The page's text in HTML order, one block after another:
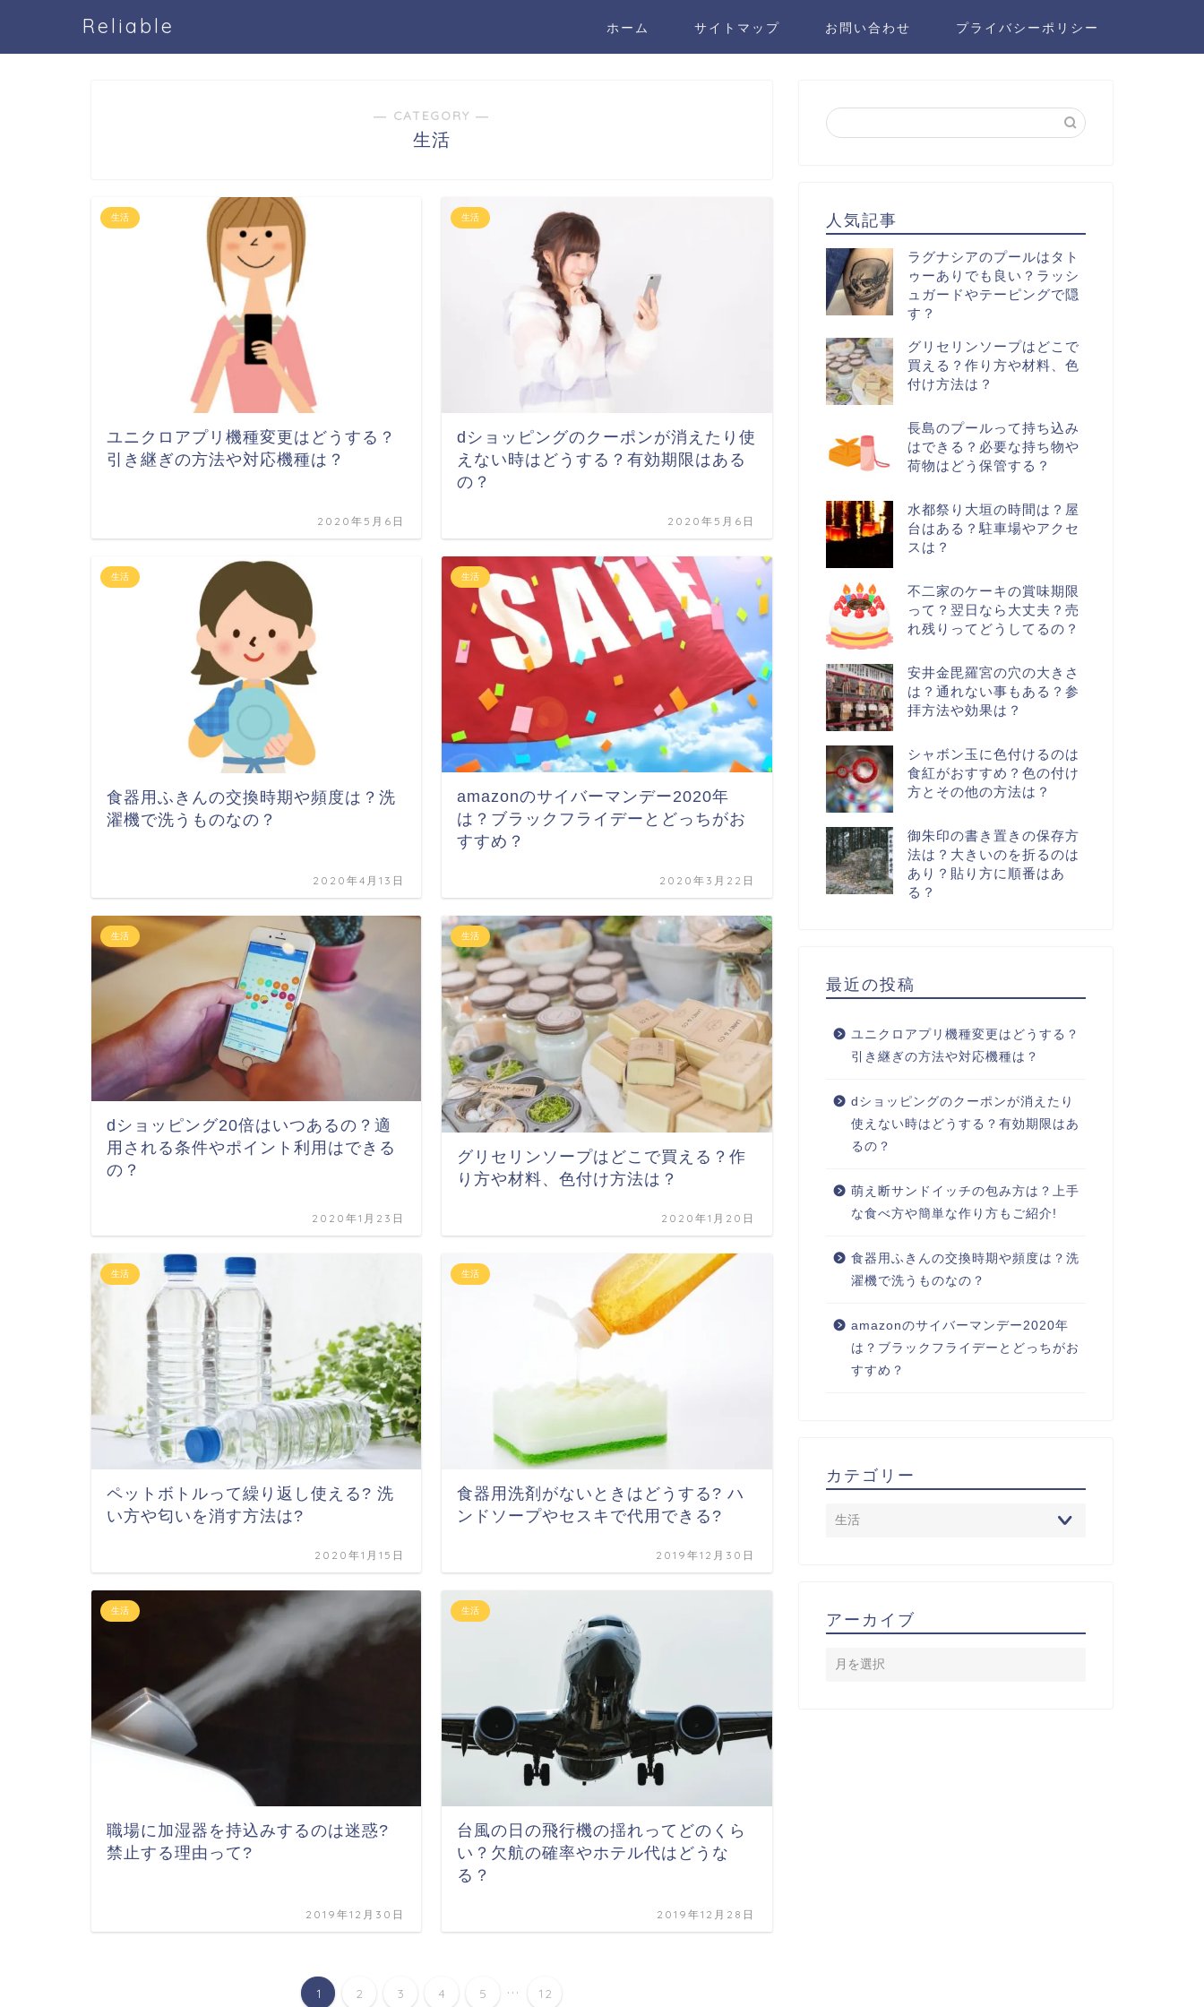
Reliable ホーム サイトマップ お問い合わせ プライバシーポリシー
― CATEGORY ―
生活
生活
ユニクロアプリ機種変更はどうする？
引き継ぎの方法や対応機種は？
2020年5月6日
生活
dショッピングのクーポンが消えたり使
えない時はどうする？有効期限はある
の？
2020年5月6日
生活
食器用ふきんの交換時期や頻度は？洗
濯機で洗うものなの？
2020年4月13日
生活
amazonのサイバーマンデー2020年
は？ブラックフライデーとどっちがお
すすめ？
2020年3月22日
生活
dショッピング20倍はいつあるの？適
用される条件やポイント利用はできる
の？
2020年1月23日
生活
グリセリンソープはどこで買える？作
り方や材料、色付け方法は？
2020年1月20日
生活
ペットボトルって繰り返し使える? 洗
い方や匂いを消す方法は?
2020年1月15日
生活
食器用洗剤がないときはどうする? ハ
ンドソープやセスキで代用できる?
2019年12月30日
生活
職場に加湿器を持込みするのは迷惑?
禁止する理由って?
2019年12月30日
生活
台風の日の飛行機の揺れってどのくら
い？欠航の確率やホテル代はどうな
る？
2019年12月28日
1 2 3 4 5 ... 12
人気記事
ラグナシアのプールはタト
ゥーありでも良い？ラッシ
ュガードやテーピングで隠
す？
グリセリンソープはどこで
買える？作り方や材料、色
付け方法は？
長島のプールって持ち込み
はできる？必要な持ち物や
荷物はどう保管する？
水都祭り大垣の時間は？屋
台はある？駐車場やアクセ
スは？
不二家のケーキの賞味期限
って？翌日なら大丈夫？売
れ残りってどうしてるの？
安井金毘羅宮の穴の大きさ
は？通れない事もある？参
拝方法や効果は？
シャボン玉に色付けるのは
食紅がおすすめ？色の付け
方とその他の方法は？
御朱印の書き置きの保存方
法は？大きいのを折るのは
あり？貼り方に順番はあ
る？
最近の投稿
ユニクロアプリ機種変更はどうする？
引き継ぎの方法や対応機種は？
dショッピングのクーポンが消えたり
使えない時はどうする？有効期限はあ
るの？
萌え断サンドイッチの包み方は？上手
な食べ方や簡単な作り方もご紹介!
食器用ふきんの交換時期や頻度は？洗
濯機で洗うものなの？
amazonのサイバーマンデー2020年
は？ブラックフライデーとどっちがお
すすめ？
カテゴリー
アーカイブ